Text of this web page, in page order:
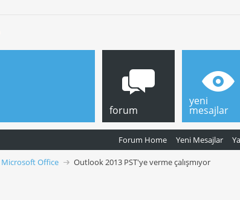
forum
Forum Home Yeni Mesajlar
yeni
mesajlar
Microsoft Office Outlook 2013 PST'ye verme çalışmıyor